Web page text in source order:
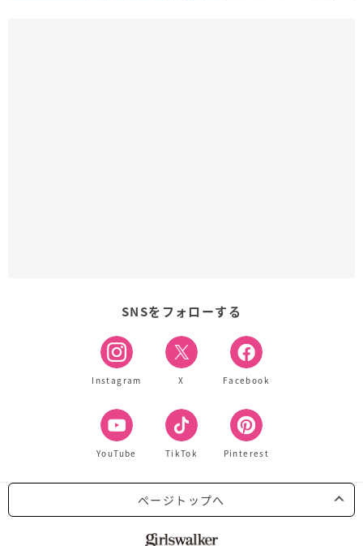
SNSをフォローする
Instagram X Facebook
YouTube TikTok Pinterest
ページトップへ